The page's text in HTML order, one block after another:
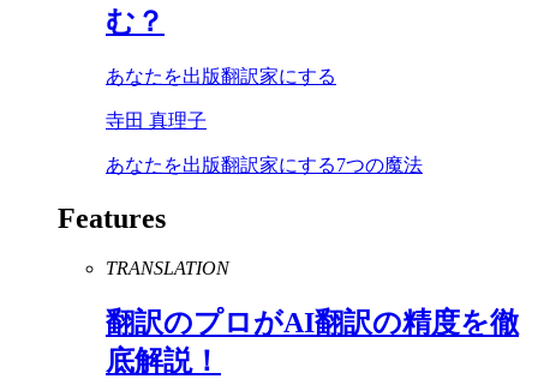
む？
あなたを出版翻訳家にする
寺田 真理子
あなたを出版翻訳家にする7つの魔法
Features
TRANSLATION
翻訳のプロがAI翻訳の精度を徹
底解説！